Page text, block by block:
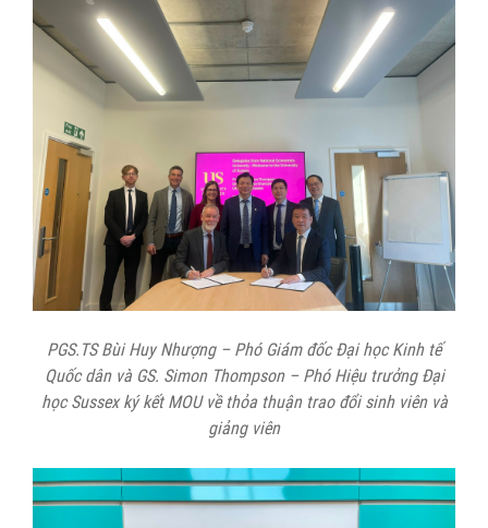
PGS.TS Bùi Huy Nhượng – Phó Giám đốc Đại học Kinh tế
Quốc dân và GS. Simon Thompson – Phó Hiệu trưởng Đại
học Sussex ký kết MOU về thỏa thuận trao đổi sinh viên và
giảng viên